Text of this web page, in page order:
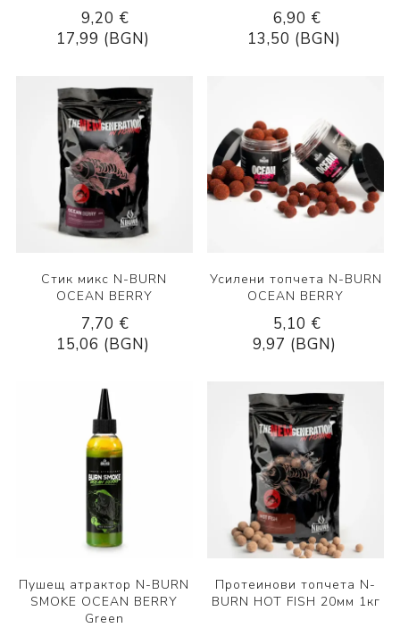
9,20 €
17,99 (BGN)
6,90 €
13,50 (BGN)
Стик микс N-BURN
OCEAN BERRY
7,70 €
15,06 (BGN)
Усилени топчета N-BURN
ОCEAN BERRY
5,10 €
9,97 (BGN)
Пушещ атрактор N-BURN
SMOKE OCEAN BERRY
Green
Протеинови топчета N-
BURN HOT FISH 20мм 1кг